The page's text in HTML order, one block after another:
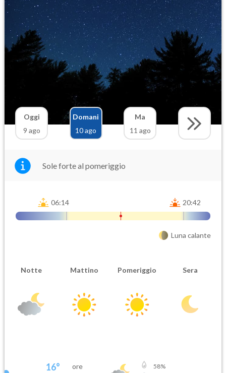
Oggi
9 ago
Domani
10 ago
Ma
11 ago
Sole forte al pomeriggio
06:14 20:42
Luna calante
Notte Mattino Pomeriggio Sera
16° ore 58%